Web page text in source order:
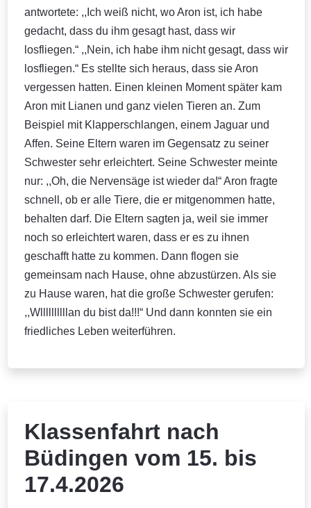
antwortete: ,,Ich weiß nicht, wo Aron ist, ich habe
gedacht, dass du ihm gesagt hast, dass wir
losfliegen.“ ,,Nein, ich habe ihm nicht gesagt, dass wir
losfliegen.“ Es stellte sich heraus, dass sie Aron
vergessen hatten. Einen kleinen Moment später kam
Aron mit Lianen und ganz vielen Tieren an. Zum
Beispiel mit Klapperschlangen, einem Jaguar und
Affen. Seine Eltern waren im Gegensatz zu seiner
Schwester sehr erleichtert. Seine Schwester meinte
nur: ,,Oh, die Nervensäge ist wieder da!“ Aron fragte
schnell, ob er alle Tiere, die er mitgenommen hatte,
behalten darf. Die Eltern sagten ja, weil sie immer
noch so erleichtert waren, dass er es zu ihnen
geschafft hatte zu kommen. Dann flogen sie
gemeinsam nach Hause, ohne abzustürzen. Als sie
zu Hause waren, hat die große Schwester gerufen:
,,Wllllllllllan du bist da!!!“ Und dann konnten sie ein
friedliches Leben weiterführen.
Klassenfahrt nach
Büdingen vom 15. bis
17.4.2026